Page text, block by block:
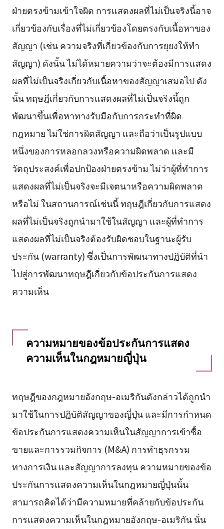
ฝ่ายตรงข้ามเข้าใจผิด การแสดงผลที่ไม่เป็นจริงนี้อาจ
เกี่ยวข้องกับเรื่องที่ไม่เกี่ยวข้องโดยตรงกับเนื้อหาของ
สัญญา (เช่น ความจริงที่เกี่ยวข้องกับการยุยงให้ทำ
สัญญา) ดังนั้น ไม่ได้หมายความว่าจะต้องมีการแสดง
ผลที่ไม่เป็นจริงเกี่ยวกับเนื้อหาของสัญญาเสมอไป ดัง
นั้น ทฤษฎีเกี่ยวกับการแสดงผลที่ไม่เป็นจริงนี้ถูก
พัฒนาขึ้นเพื่อหาทางรับมือกับการกระทำที่ผิด
กฎหมาย ไม่ใช่การผิดสัญญา และถือว่าเป็นรูปแบบ
หนึ่งของการหลอกลวงหรือความผิดพลาด และมี
วัตถุประสงค์เพื่อปกป้องฝ่ายตรงข้าม ไม่ว่าผู้ที่ทำการ
แสดงผลที่ไม่เป็นจริงจะมีเจตนาหรือความผิดพลาด
หรือไม่ ในสถานการณ์เช่นนี้ ทฤษฎีเกี่ยวกับการแสดง
ผลที่ไม่เป็นจริงถูกนำมาใช้ในสัญญา และผู้ที่ทำการ
แสดงผลที่ไม่เป็นจริงต้องรับผิดชอบในฐานะผู้รับ
ประกัน (warranty) ซึ่งเป็นการพัฒนาทางปฏิบัติที่นำ
ไปสู่การพัฒนาทฤษฎีเกี่ยวกับข้อประกันการแสดง
ความเห็น
ความหมายของข้อประกันการแสดง
ความเห็นในกฎหมายญี่ปุ่น
ทฤษฎีของกฎหมายอังกฤษ-อเมริกันดังกล่าวได้ถูกนำ
มาใช้ในการปฏิบัติสัญญาของญี่ปุ่น และมีการกำหนด
ข้อประกันการแสดงความเห็นในสัญญาการเข้าซื้อ
ขายและการรวมกิจการ (M&A) การทำธุรกรรม
ทางการเงิน และสัญญาการลงทุน ความหมายของข้อ
ประกันการแสดงความเห็นในกฎหมายญี่ปุ่นนั้น
สามารถคิดได้ว่ามีความหมายที่คล้ายกับข้อประกัน
การแสดงความเห็นในกฎหมายอังกฤษ-อเมริกัน นั่น